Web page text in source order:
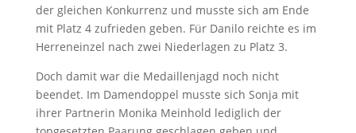
der gleichen Konkurrenz und musste sich am Ende
mit Platz 4 zufrieden geben. Für Danilo reichte es im
Herreneinzel nach zwei Niederlagen zu Platz 3.
Doch damit war die Medaillenjagd noch nicht
beendet. Im Damendoppel musste sich Sonja mit
ihrer Partnerin Monika Meinhold lediglich der